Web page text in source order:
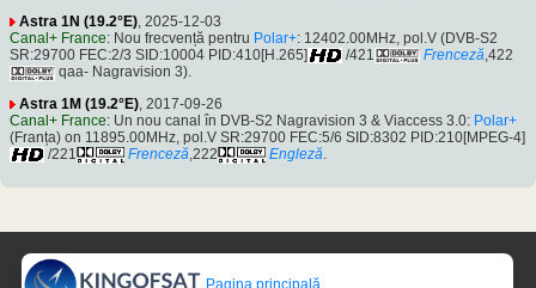
Astra 1N (19.2°E), 2025-12-03
Canal+ France: Nou frecvență pentru Polar+: 12402.00MHz, pol.V (DVB-S2
SR:29700 FEC:2/3 SID:10004 PID:410[H.265]
/421 Frenceză,422
qaa- Nagravision 3).
Astra 1M (19.2°E) , 2017-09-26
Canal+ France: Un nou canal în DVB-S2 Nagravision 3 & Viaccess 3.0: Polar+
(Franța) on 11895.00MHz, pol.V SR:29700 FEC:5/6 SID:8302 PID:210[MPEG-4]
/221
Frenceză ,222 Engleză
Pagina principală